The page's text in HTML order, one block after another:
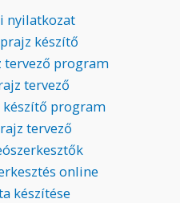
nyilatkozat
készítő
tervező program
tervező
program
tervező
online
készítése